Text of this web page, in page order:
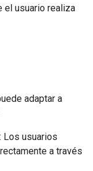
el usuario realiza
adaptar a
: Los usuarios
a través